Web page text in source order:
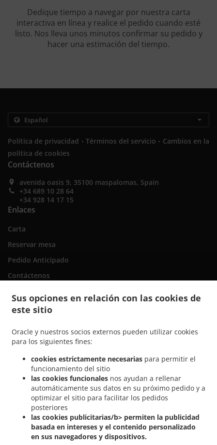
Sus opciones en relación con las cookies de
este sitio
Oracle y nuestros socios externos pueden utilizar cookies
para los siguientes fines:
cookies estrictamente necesarias para permitir el
funcionamiento del sitio
las cookies funcionales nos ayudan a rellenar
automáticamente sus datos en su próximo pedido y a
optimizar el sitio para facilitar los pedidos
posteriores
las cookies publicitarias/b> permiten la publicidad
basada en intereses y el contenido personalizado
en sus navegadores y dispositivos.
Dedique tiempo a navegar por nuestra carta
interactiva en línea y realice el pedido cuando esté
listo. Nos lleva unos minutos confirmar su pedido y
hacer una estimación del tiempo.
Política de privacidad . Términos del servicio . Cambios en la
política de cookies
Contáctenos
avenida oasis 9, 35100 maspalomas, Spain
+34 689 10 28 64
+34 928 14 17 15
Enlaces
Carta
Reservar mesa
Pedido Anticipado
Contáctenos
Comida Italiana a domicilio San Bartolomé de Tirajana
Comida Italiana a domicilio Maspalomas Campo Internacional . Comida Italiana a
Agustín
Comida Italiana a domicilio Maspalomas Costa Meloneras . Comida Italiana
a domicilio Maspalomas Playa del Águila .
. Comida Italiana a domicilio Maspalomas .
Comida Italiana a domicilio
El Tablero . Comida Italiana a domicilio Lomo Gordo . Comida Italiana a domicilio
Montaña la Data
. Comida Italiana a domicilio El Salobre
domicilio Pasito Blanco
Comida Italiana a domicilio Montaña Blanca . Comida
. Comida Italiana a domicilio Bahía Feliz .